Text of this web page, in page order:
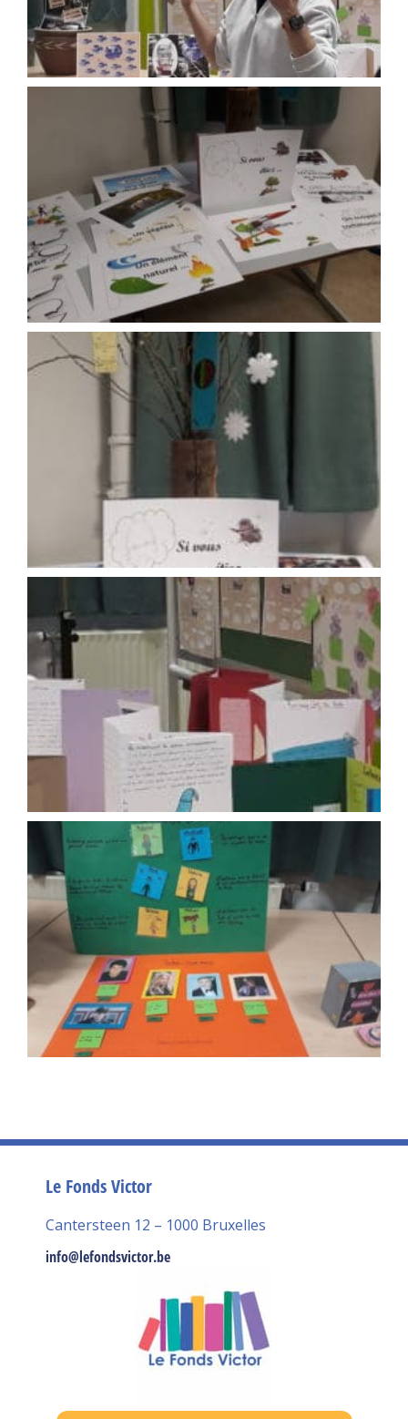
Le Fonds Victor
Cantersteen 12 – 1000 Bruxelles
info@lefondsvictor.be